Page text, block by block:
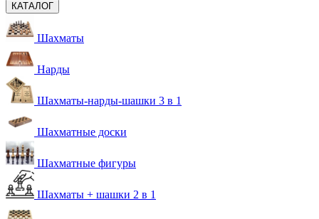
КАТАЛОГ
Шахматы
Нарды
Шахматы-нарды-шашки 3 в 1
Шахматные доски
Шахматные фигуры
Шахматы + шашки 2 в 1